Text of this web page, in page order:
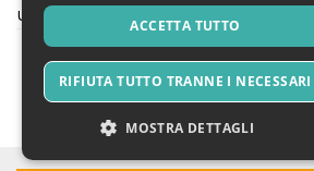
un'imperdibile appuntamento
ACCETTA TUTTO
RIFIUTA TUTTO TRANNE I NECESSARI
MOSTRA DETTAGLI